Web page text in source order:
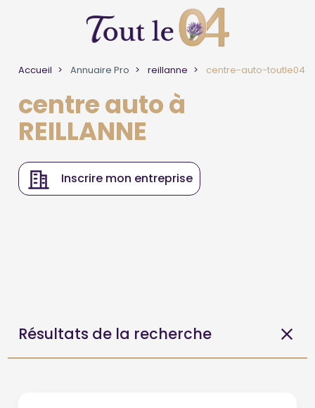
Accueil Annuaire Pro reillanne centre-auto-toutle04
centre auto à
REILLANNE
Inscrire mon entreprise
Résultats de la recherche